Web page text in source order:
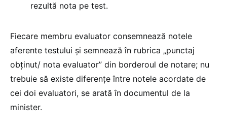
rezultă nota pe test.
Fiecare membru evaluator consemnează notele
aferente testului și semnează în rubrica „punctaj
obținut/ nota evaluator” din borderoul de notare; nu
trebuie să existe diferențe între notele acordate de
cei doi evaluatori, se arată în documentul de la
minister.